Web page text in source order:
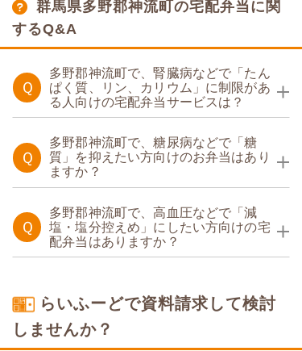
群馬県多野郡神流町の宅配弁当に関
するQ&A
Ｑ
多野郡神流町で、腎臓病などで「たん
ぱく質、リン、カリウム」に制限があ
る人向けの宅配弁当サービスは？
Ｑ
多野郡神流町で、糖尿病などで「糖
質」を抑えたい方向けのお弁当はあり
ますか？
Ｑ
多野郡神流町で、高血圧などで「減
塩・塩分控えめ」にしたい方向けの宅
配弁当はありますか？
らいふーどで資料請求して検討
しませんか？